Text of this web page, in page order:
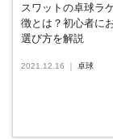
スワットの卓球ラ
徴とは？初心者に
選び方を解説
2021.12.16 卓球